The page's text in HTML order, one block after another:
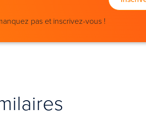
pas et inscrivez-vous !